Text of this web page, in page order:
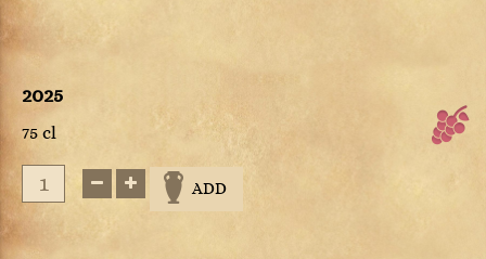
2025
75 cl
ADD